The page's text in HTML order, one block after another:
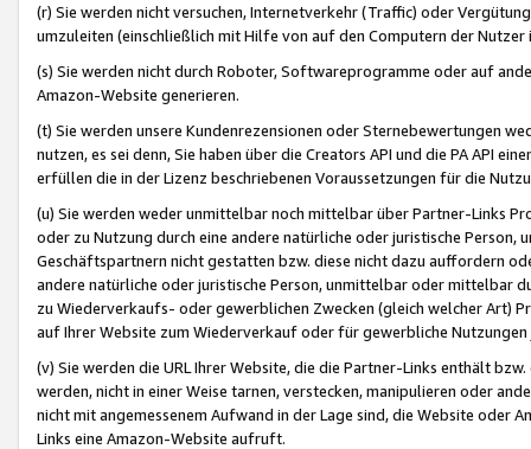
(r) Sie werden nicht versuchen, Internetverkehr (Traffic) oder
umzuleiten (einschließlich mit Hilfe von auf den Computern der
(s) Sie werden nicht durch Roboter, Softwareprogramme oder auf
Amazon-Website generieren.
(t) Sie werden unsere Kundenrezensionen oder Sternebewertungen
nutzen, es sei denn, Sie haben über die Creators API und die PA API
erfüllen die in der Lizenz beschriebenen Voraussetzungen für die
(u) Sie werden weder unmittelbar noch mittelbar über Partner-Links
oder zu Nutzung durch eine andere natürliche oder juristische
Geschäftspartnern nicht gestatten bzw. diese nicht dazu auffordern
andere natürliche oder juristische Person, unmittelbar oder mittelbar
zu Wiederverkaufs- oder gewerblichen Zwecken (gleich welcher Art)
auf Ihrer Website zum Wiederverkauf oder für gewerbliche
(v) Sie werden die URL Ihrer Website, die die Partner-Links enthält
werden, nicht in einer Weise tarnen, verstecken, manipulieren oder
nicht mit angemessenem Aufwand in der Lage sind, die Website oder
Links eine Amazon-Website aufruft.